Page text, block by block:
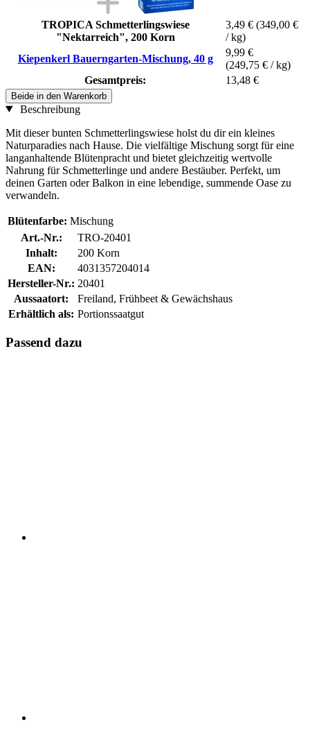
TROPICA Schmetterlingswiese
"Nektarreich", 200 Korn
3,49 € (349,00 €
/ kg)
Kiepenkerl Bauerngarten-Mischung, 40 g
9,99 €
(249,75 € / kg)
Gesamtpreis:
13,48 €
Beide in den Warenkorb
Beschreibung
Mit dieser bunten Schmetterlingswiese holst du dir ein kleines
Naturparadies nach Hause. Die vielfältige Mischung sorgt für eine
langanhaltende Blütenpracht und bietet gleichzeitig wertvolle
Nahrung für Schmetterlinge und andere Bestäuber. Perfekt, um
deinen Garten oder Balkon in eine lebendige, summende Oase zu
verwandeln.
Blütenfarbe: Mischung
Art.-Nr.:
TRO-20401
Inhalt:
200 Korn
EAN:
4031357204014
Hersteller-Nr.: 20401
Aussaatort:
Freiland, Frühbeet & Gewächshaus
Erhältlich als: Portionssaatgut
Passend dazu